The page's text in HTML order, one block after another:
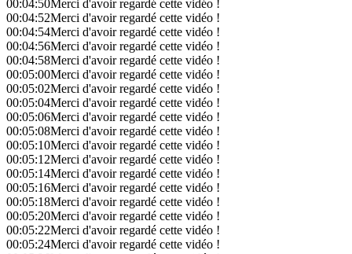
00:04:50Merci d'avoir regardé cette vidéo !
00:04:52Merci d'avoir regardé cette vidéo !
00:04:54Merci d'avoir regardé cette vidéo !
00:04:56Merci d'avoir regardé cette vidéo !
00:04:58Merci d'avoir regardé cette vidéo !
00:05:00Merci d'avoir regardé cette vidéo !
00:05:02Merci d'avoir regardé cette vidéo !
00:05:04Merci d'avoir regardé cette vidéo !
00:05:06Merci d'avoir regardé cette vidéo !
00:05:08Merci d'avoir regardé cette vidéo !
00:05:10Merci d'avoir regardé cette vidéo !
00:05:12Merci d'avoir regardé cette vidéo !
00:05:14Merci d'avoir regardé cette vidéo !
00:05:16Merci d'avoir regardé cette vidéo !
00:05:18Merci d'avoir regardé cette vidéo !
00:05:20Merci d'avoir regardé cette vidéo !
00:05:22Merci d'avoir regardé cette vidéo !
00:05:24Merci d'avoir regardé cette vidéo !